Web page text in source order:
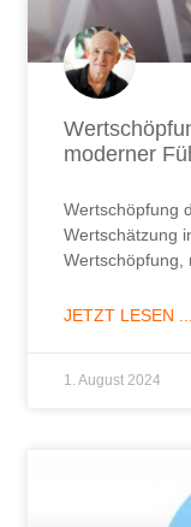
moderner
Wertschöpfung
Wertschätzung
Wertschöpfung,
JETZT LESEN ...
1. August 2024